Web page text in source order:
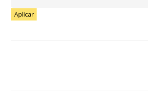
Aplicar